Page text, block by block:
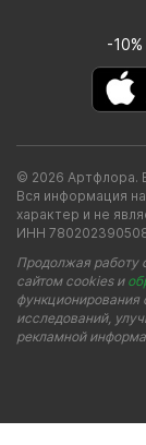
-
© 2026 Артфлора.
Вся информация
характер и не
ИНН
Продолжая работу
сайтом cookies и
функционирования
исследований,
рекламной